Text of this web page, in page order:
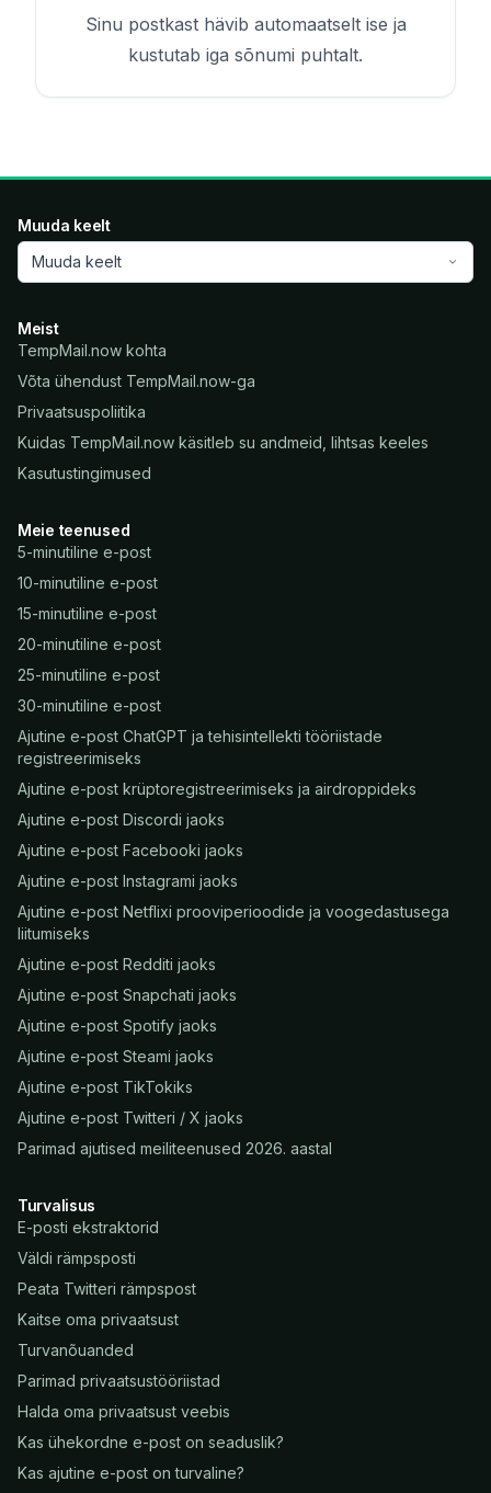
Sinu postkast hävib automaatselt ise ja
kustutab iga sõnumi puhtalt.
Muuda keelt
Muuda keelt
Meist
TempMail.now kohta
Võta ühendust TempMail.now-ga
Privaatsuspoliitika
Kuidas TempMail.now käsitleb su andmeid, lihtsas keeles
Kasutustingimused
Meie teenused
5-minutiline e-post
10-minutiline e-post
15-minutiline e-post
20-minutiline e-post
25-minutiline e-post
30-minutiline e-post
Ajutine e-post ChatGPT ja tehisintellekti tööriistade
registreerimiseks
Ajutine e-post krüptoregistreerimiseks ja airdroppideks
Ajutine e-post Discordi jaoks
Ajutine e-post Facebooki jaoks
Ajutine e-post Instagrami jaoks
Ajutine e-post Netflixi prooviperioodide ja voogedastusega
liitumiseks
Ajutine e-post Redditi jaoks
Ajutine e-post Snapchati jaoks
Ajutine e-post Spotify jaoks
Ajutine e-post Steami jaoks
Ajutine e-post TikTokiks
Ajutine e-post Twitteri / X jaoks
Parimad ajutised meiliteenused 2026. aastal
Turvalisus
E-posti ekstraktorid
Väldi rämpsposti
Peata Twitteri rämpspost
Kaitse oma privaatsust
Turvanõuanded
Parimad privaatsustööriistad
Halda oma privaatsust veebis
Kas ühekordne e-post on seaduslik?
Kas ajutine e-post on turvaline?